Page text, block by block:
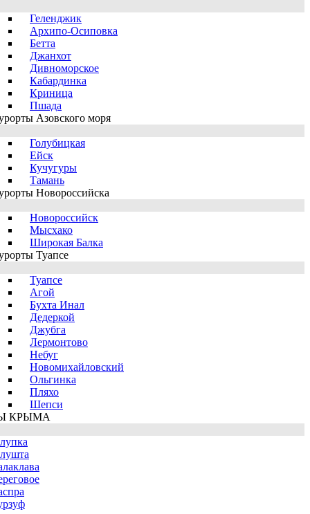
Геленджик
Архипо-Осиповка
Бетта
Джанхот
Дивноморское
Кабардинка
Криница
Пшада
Азовского моря
Голубицкая
Ейск
Кучугуры
Тамань
Новороссийска
Новороссийск
Мысхако
Широкая Балка
Туапсе
Туапсе
Агой
Бухта Инал
Дедеркой
Джубга
Лермонтово
Небуг
Новомихайловский
Ольгинка
Пляхо
Шепси
КРЫМА